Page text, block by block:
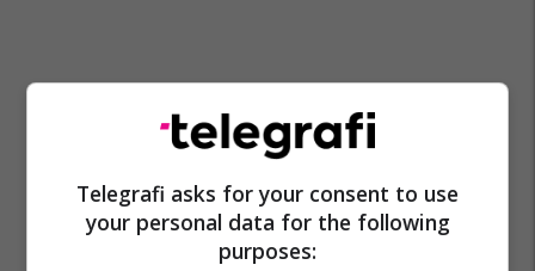
Telegrafi asks for your consent to use
your personal data for the following
purposes: